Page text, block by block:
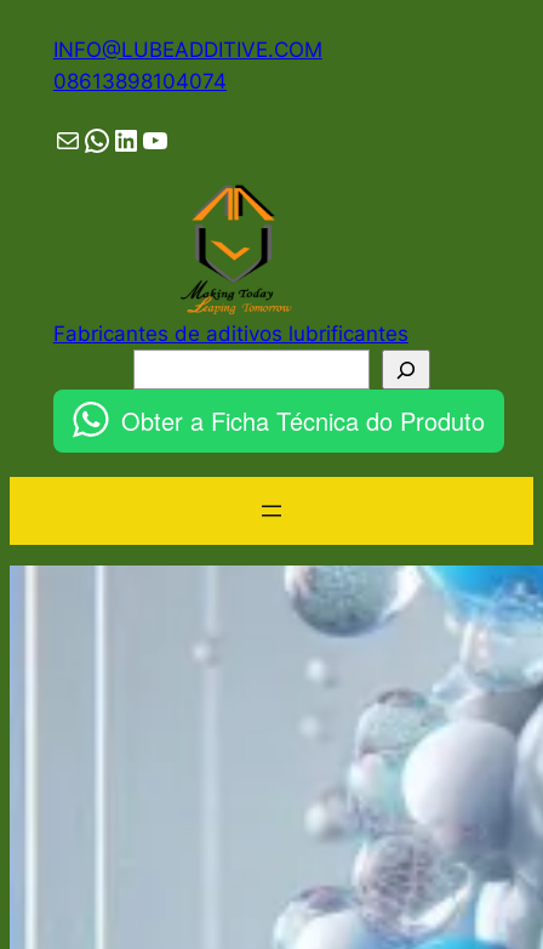
INFO@LUBEADDITIVE.COM
08613898104074
MailWhatsApp
LinkedIn
YouTube
Fabricantes de aditivos lubrificantes
Obter a Ficha Técnica do Produto